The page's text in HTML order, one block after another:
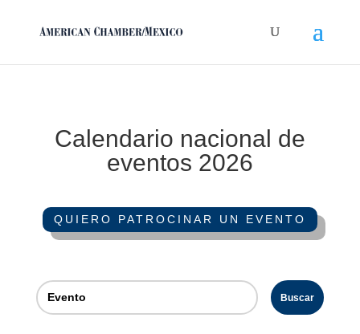
Calendario nacional de
eventos 2026
QUIERO PATROCINAR UN EVENTO
Buscar